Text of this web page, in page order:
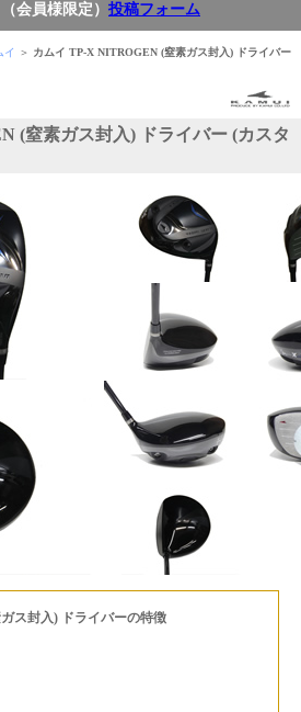
会員様限定） 投稿フォーム
イ ＞ カムイ TP-X NITROGEN (窒素ガス封入) ドライバー
(窒素ガス封入) ドライバー (カスタ
ス封入) ドライバーの特徴